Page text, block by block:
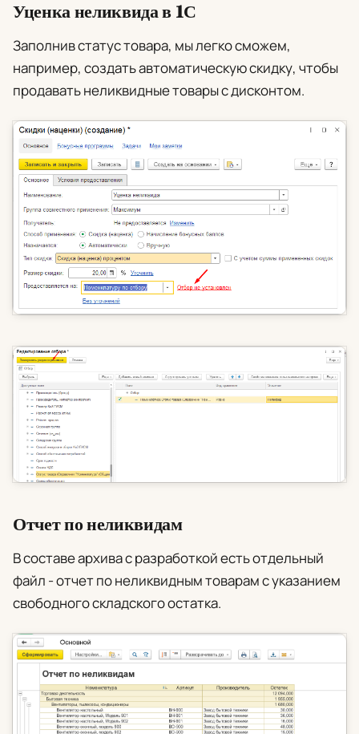
Уценка неликвида в 1С
Заполнив статус товара, мы легко сможем,
например, создать автоматическую скидку, чтобы
продавать неликвидные товары с дисконтом.
Отчет по неликвидам
В составе архива с разработкой есть отдельный
файл - отчет по неликвидным товарам с указанием
свободного складского остатка.